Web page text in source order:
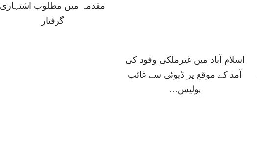
مقدمہ میں مطلوب اشتہاری
گرفتار
اسلام آباد میں غیرملکی وفود کی
آمد کے موقع پر ڈیوٹی سے غائب
پولیس…